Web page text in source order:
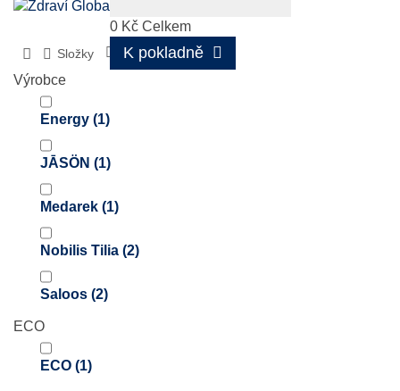
0 Kč Celkem
K pokladně
Složky Levandule
Výrobce
Energy (1)
JĀSÖN (1)
Medarek (1)
Nobilis Tilia (2)
Saloos (2)
ECO
ECO (1)